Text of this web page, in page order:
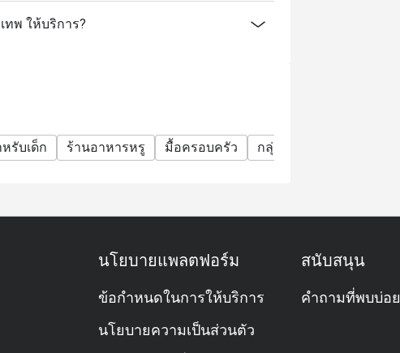
ะส่วนลดอื่นๆ ได้
และที่นั่งของคุณ หากคุณมาถึงก่อนเวลา
is available from 12:00-13:00 hrs.]
ทพ ให้บริการ?
รับเด็ก ร้านอาหารหรู มื้อครอบครัว กลุ่มเพื่อน
นโยบายแพลตฟอร์ม
ข้อกำหนดในการให้บริการ
นโยบายความเป็นส่วนตัว
สนับสนุน
คำถามที่พบบ่อย